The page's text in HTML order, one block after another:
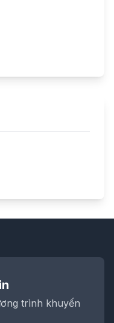
trình khuyến